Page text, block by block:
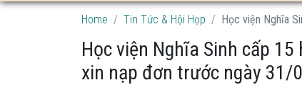
Home Tin Tức & Hội Họp Học viện Nghĩa
Học viện Nghĩa Sinh cấp
xin nạp đơn trước ngày 31/